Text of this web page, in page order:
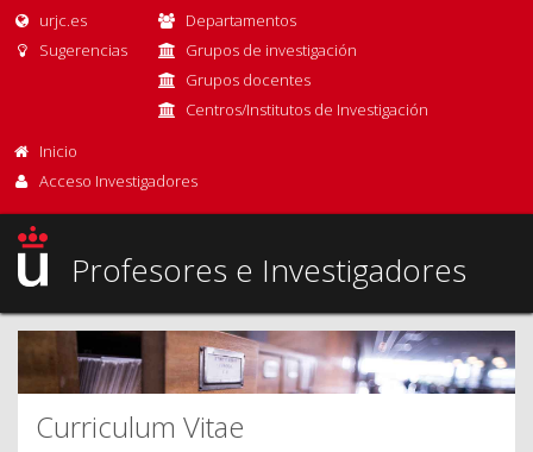
urjc.es
Sugerencias
Departamentos
Grupos de investigación
Grupos docentes
Centros/Institutos de Investigación
Inicio
Acceso Investigadores
Profesores e Investigadores
Curriculum Vitae